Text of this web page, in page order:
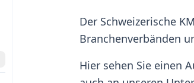
Der Schweizerische
Branchenverbänden
Hier sehen Sie einen